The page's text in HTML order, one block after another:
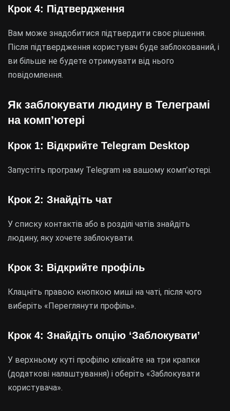
Крок 4: Підтвердження
Вам може знадобитися підтвердити своє рішення.
Після підтвердження користувач буде заблокований, і
ви більше не будете отримувати від нього
повідомлення.
Як заблокувати людину в Телеграмі
на комп’ютері
Крок 1: Відкрийте Telegram Desktop
Запустіть програму Telegram на вашому комп’ютері.
Крок 2: Знайдіть чат
У списку контактів або в розділі чатів знайдіть
людину, яку хочете заблокувати.
Крок 3: Відкрийте профіль
Клацніть правою кнопкою миші на чаті, після чого
виберіть «Переглянути профіль».
Крок 4: Знайдіть опцію ‘Заблокувати’
У верхньому куті профілю клікайте на три крапки
(додаткові налаштування) і оберіть «Заблокувати
користувача».